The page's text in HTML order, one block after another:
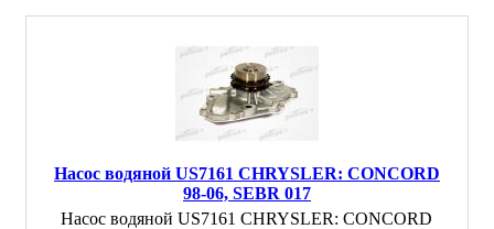
Насос водяной US7161 CHRYSLER: CONCORD
98-06, SEBR 017
Насос водяной US7161 CHRYSLER: CONCORD